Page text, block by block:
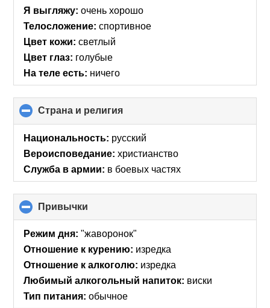
Я выгляжу: очень хорошо
Телосложение: спортивное
Цвет кожи: светлый
Цвет глаз: голубые
На теле есть: ничего
Страна и религия
to
collapse
Национальность: русский
Вероисповедание: христианство
Служба в армии: в боевых частях
Привычки
to
collapse
Режим дня: "жаворонок"
Отношение к курению: изредка
Отношение к алкоголю: изредка
Любимый алкогольный напиток: виски
Тип питания: обычное